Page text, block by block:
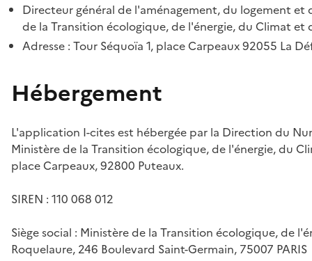
Directeur général de l'aménagement, du logement
de la Transition écologique, de l'énergie, du Climat et
Adresse : Tour Séquoïa 1, place Carpeaux 92055 La
Hébergement
L'application I-cites est hébergée par la Direction du
Ministère de la Transition écologique, de l'énergie, du
place Carpeaux, 92800 Puteaux.
SIREN : 110 068 012
Siège social : Ministère de la Transition écologique, de
Roquelaure, 246 Boulevard Saint-Germain, 75007 PARIS